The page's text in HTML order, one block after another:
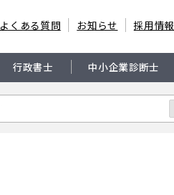
よくある質問 お知らせ 採用情報
行政書士 中小企業診断士